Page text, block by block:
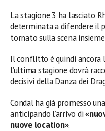
La stagione 3 ha lasciato
determinata a difendere il
tornato sulla scena
Il conflitto è quindi ancora
l’ultima stagione dovrà
decisivi della Danza dei
Condal ha già promesso
anticipando l’arrivo di
nuove location».